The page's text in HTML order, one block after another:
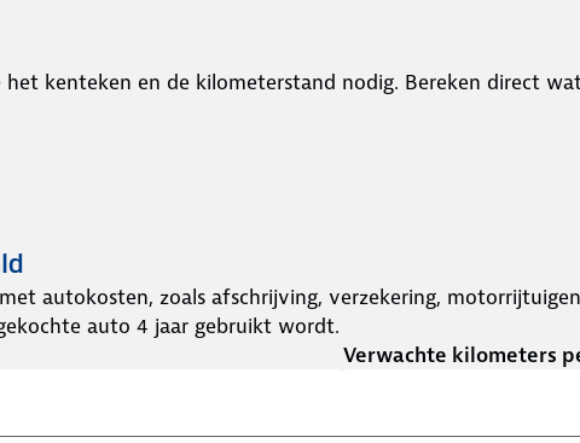
kenteken en de kilometerstand nodig. Bereken direct
autokosten, zoals afschrijving, verzekering,
auto 4 jaar gebruikt wordt.
Verwachte kilometers